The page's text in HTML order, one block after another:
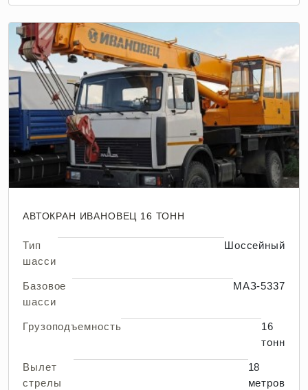
АВТОКРАН ИВАНОВЕЦ 16 ТОНН
Тип
шасси
Шоссейный
Базовое
шасси
МАЗ-5337
Грузоподъемность
16
тонн
Вылет
стрелы
18
метров